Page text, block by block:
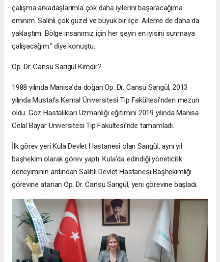
çalışma arkadaşlarımla çok daha iyilerini başaracağıma
eminim. Salihli çok güzel ve büyük bir ilçe. Aileme de daha da
yaklaştım. Bölge insanımız için her şeyin en iyisini sunmaya
çalışacağım.” diye konuştu.
Op. Dr. Cansu Sarıgül Kimdir?
1988 yılında Manisa’da doğan Op. Dr. Cansu Sarıgül, 2013
yılında Mustafa Kemal Üniversitesi Tıp Fakültesi’nden mezun
oldu. Göz Hastalıkları Uzmanlığı eğitimini 2019 yılında Manisa
Celal Bayar Üniversitesi Tıp Fakültesi’nde tamamladı.
İlk görev yeri Kula Devlet Hastanesi olan Sarıgül, aynı yıl
başhekim olarak görev yaptı. Kula’da edindiği yöneticilik
deneyiminin ardından Salihli Devlet Hastanesi Başhekimliği
görevine atanan Op. Dr. Cansu Sarıgül, yeni görevine başladı.